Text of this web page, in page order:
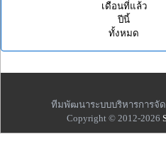
เดือนที่แล้ว
ปีนี้
ทั้งหมด
ทีมพัฒนาระบบบริหารการจั
Copyright © 2012-2026